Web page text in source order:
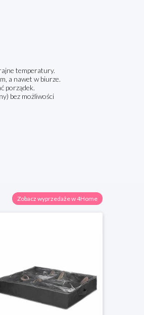
temperatury.
a nawet w biurze.
porządek.
bez możliwości
Zobacz wyprzedaże w 4Home